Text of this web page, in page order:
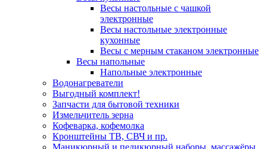
Весы настольные с чашкой
электронные
Весы настольные электронные
кухонные
Весы с мерным стаканом электронные
Весы напольные
Напольные электронные
Водонагреватели
Выгодный комплект!
Запчасти для бытовой техники
Измельчитель зерна
Кофеварка, кофемолка
Кронштейны ТВ, СВЧ и пр.